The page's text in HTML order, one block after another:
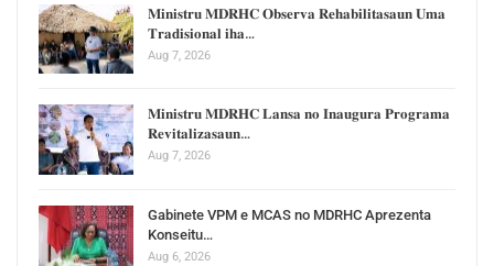
𝐌𝐢𝐧𝐢𝐬𝐭𝐫𝐮 𝐌𝐃𝐑𝐇𝐂 𝐎𝐛𝐬𝐞𝐫𝐯𝐚 𝐑𝐞𝐡𝐚𝐛𝐢𝐥𝐢𝐭𝐚𝐬𝐚𝐮𝐧 𝐔𝐦𝐚
𝐓𝐫𝐚𝐝𝐢𝐬𝐢𝐨𝐧𝐚𝐥 𝐢𝐡𝐚…
Aug 7, 2026
𝐌𝐢𝐧𝐢𝐬𝐭𝐫𝐮 𝐌𝐃𝐑𝐇𝐂 𝐋𝐚𝐧𝐬𝐚 𝐧𝐨 𝐈𝐧𝐚𝐮𝐠𝐮𝐫𝐚 𝐏𝐫𝐨𝐠𝐫𝐚𝐦𝐚
𝐑𝐞𝐯𝐢𝐭𝐚𝐥𝐢𝐳𝐚𝐬𝐚𝐮𝐧…
Aug 7, 2026
Gabinete VPM e MCAS no MDRHC Aprezenta
Konseitu…
Aug 6, 2026